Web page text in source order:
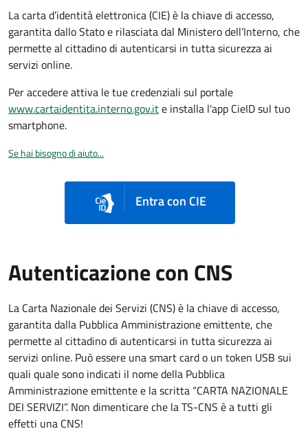
La carta d’identità elettronica (CIE) è la chiave di accesso,
garantita dallo Stato e rilasciata dal Ministero dell’Interno, che
permette al cittadino di autenticarsi in tutta sicurezza ai
servizi online.
Per accedere attiva le tue credenziali sul portale
www.cartaidentita.interno.gov.ite installa l'app CieID sul tuo
smartphone.
Se hai bisogno di aiuto...
Entra con CIE
Autenticazione con CNS
La Carta Nazionale dei Servizi (CNS) è la chiave di accesso,
garantita dalla Pubblica Amministrazione emittente, che
permette al cittadino di autenticarsi in tutta sicurezza ai
servizi online. Può essere una smart card o un token USB sui
quali quale sono indicati il nome della Pubblica
Amministrazione emittente e la scritta “CARTA NAZIONALE
DEI SERVIZI”. Non dimenticare che la TS-CNS è a tutti gli
effetti una CNS!